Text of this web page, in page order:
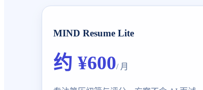
MIND Resume Lite
约 ¥600/ 月